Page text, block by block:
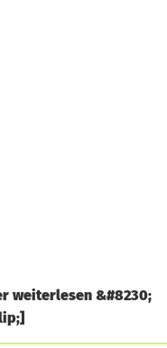
weiterlesen &#8230;